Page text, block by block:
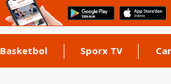
Basketbol Sporx TV